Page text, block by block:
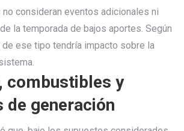
consideran eventos adicionales ni
la temporada de bajos aportes. Según
de ese tipo tendría impacto sobre la
combustibles y
de generación